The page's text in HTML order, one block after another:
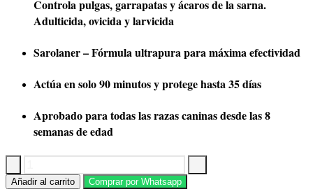
Controla pulgas, garrapatas y ácaros de la sarna.
Adulticida, ovicida y larvicida
Sarolaner – Fórmula ultrapura para máxima efectividad
Actúa en solo 90 minutos y protege hasta 35 días
Aprobado para todas las razas caninas desde las 8
semanas de edad
Antipulgas
Suralan
Añadir al carrito Comprar por Whatsapp